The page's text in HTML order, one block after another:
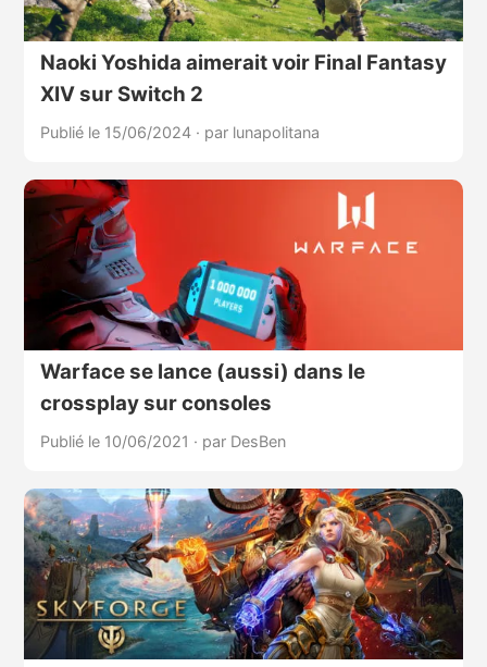
Naoki Yoshida aimerait voir Final Fantasy
XIV sur Switch 2
Publié le 15/06/2024 · par lunapolitana
Warface se lance (aussi) dans le
crossplay sur consoles
Publié le 10/06/2021 · par DesBen